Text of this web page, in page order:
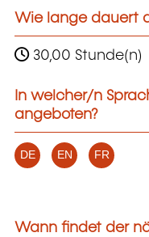
Wie lange dauert
30,00 Stunde(n)
In welcher/n
angeboten?
DE EN FR
Wann findet der